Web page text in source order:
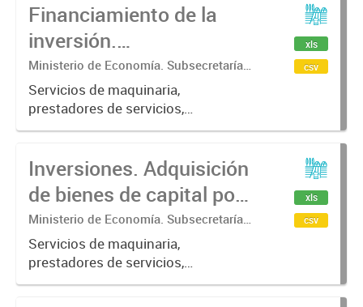
Financiamiento de la
inversión.
Financiamiento por
campaña agrícola,
según fuente. En
Ministerio de Economía. Subsecretaría
de Coordinación Económica y
Estadística. Dirección Provincial de
Estadística.
Servicios de maquinaria,
prestadores de servicios,
financiamiento, fuente de
xls
csv
Inversiones. Adquisición
de bienes de capital por
campaña agrícola y
antigüedad.
Ministerio de Economía. Subsecretaría
de Coordinación Económica y
Estadística. Dirección Provincial de
Estadística.
Servicios de maquinaria,
prestadores de servicios,
inversiones, bienes de capital,
xls
csv